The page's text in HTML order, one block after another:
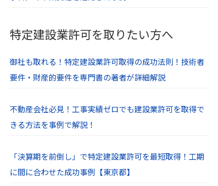
特定建設業許可を取りたい方へ
御社も取れる！特定建設業許可取得の成功法則！技術者
要件・財産的要件を専門書の著者が詳細解説
不動産会社必見！工事実績ゼロでも建設業許可を取得で
きる方法を事例で解説！
「決算期を前倒し」で特定建設業許可を最短取得！工期
に間に合わせた成功事例【東京都】